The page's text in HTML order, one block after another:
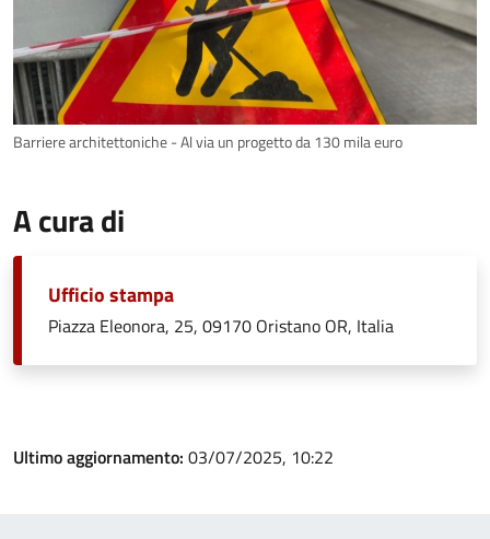
Barriere architettoniche - Al via un progetto da 130 mila euro
A cura di
Ufficio stampa
Piazza Eleonora, 25, 09170 Oristano OR, Italia
Ultimo aggiornamento: 03/07/2025, 10:22